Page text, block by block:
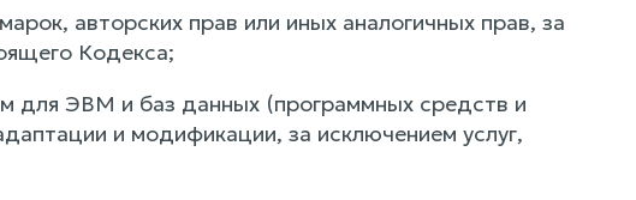
авторских прав или иных аналогичных прав, за
Кодекса;
для ЭВМ и баз данных (программных средств и
и модификации, за исключением услуг,